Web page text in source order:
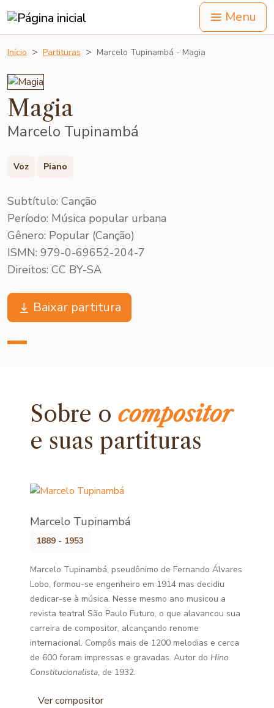
Menu
Início Partituras Marcelo Tupinambá - Magia
Magia
Marcelo Tupinambá
Voz Piano
Subtítulo: Canção
Período: Música popular urbana
Gênero: Popular (Canção)
ISMN: 979-0-69652-204-7
Direitos: CC BY-SA
Baixar partitura
Sobre ocompositor
e suas partituras
Marcelo Tupinambá
1889 - 1953
Marcelo Tupinambá, pseudônimo de Fernando Álvares
Lobo, formou-se engenheiro em 1914 mas decidiu
dedicar-se à música. Nesse mesmo ano musicou a
revista teatral São Paulo Futuro, o que alavancou sua
carreira de compositor, alcançando renome
internacional. Compôs mais de 1200 melodias e cerca
de 600 foram impressas e gravadas. Autor doHino
Constitucionalista, de 1932.
Ver compositor